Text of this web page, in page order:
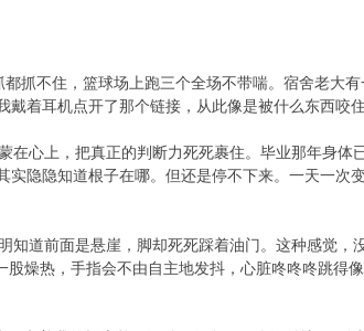
抓不住，篮球场上跑三个全场不带喘。宿舍老大有
着耳机点开了那个链接，从此像是被什么东西咬
心上，把真正的判断力死死裹住。毕业那年身体
隐隐知道根子在哪。但还是停不下来。一天一次
道前面是悬崖，脚却死死踩着油门。这种感觉，
燥热，手指会不由自主地发抖，心脏咚咚咚跳得